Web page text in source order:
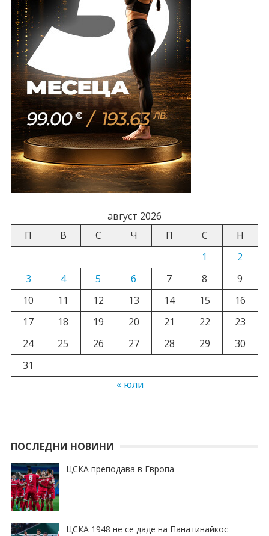
август 2026
П
В С Ч П С
Н
1
2
3
4 5 6 7 8
9
10
11 12 13 14 15
16
17
18 19 20 21 22
23
24
25 26 27 28 29
30
31
« юли
ПОСЛЕДНИ НОВИНИ
ЦСКА преподава в Европа
ЦСКА 1948 не се даде на Панатинайкос